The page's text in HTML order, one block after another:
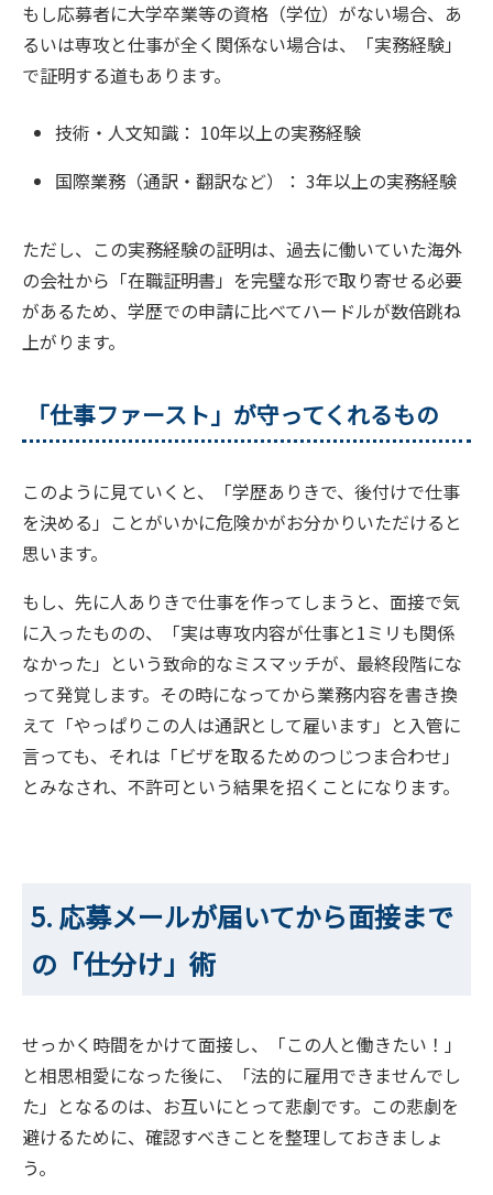
もし応募者に大学卒業等の資格（学位）がない場合、あ
るいは専攻と仕事が全く関係ない場合は、「実務経験」
で証明する道もあります。
技術・人文知識： 10年以上の実務経験
国際業務（通訳・翻訳など）： 3年以上の実務経験
ただし、この実務経験の証明は、過去に働いていた海外
の会社から「在職証明書」を完璧な形で取り寄せる必要
があるため、学歴での申請に比べてハードルが数倍跳ね
上がります。
「仕事ファースト」が守ってくれるもの
このように見ていくと、「学歴ありきで、後付けで仕事
を決める」ことがいかに危険かがお分かりいただけると
思います。
もし、先に人ありきで仕事を作ってしまうと、面接で気
に入ったものの、「実は専攻内容が仕事と1ミリも関係
なかった」という致命的なミスマッチが、最終段階にな
って発覚します。その時になってから業務内容を書き換
えて「やっぱりこの人は通訳として雇います」と入管に
言っても、それは「ビザを取るためのつじつま合わせ」
とみなされ、不許可という結果を招くことになります。
5. 応募メールが届いてから面接まで
の「仕分け」術
せっかく時間をかけて面接し、「この人と働きたい！」
と相思相愛になった後に、「法的に雇用できませんでし
た」となるのは、お互いにとって悲劇です。この悲劇を
避けるために、確認すべきことを整理しておきましょ
う。